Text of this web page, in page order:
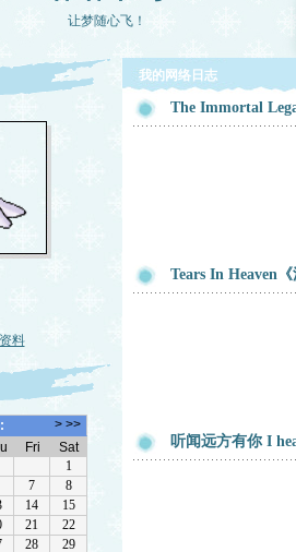
让梦随心飞！
料
我的网络日志
The Immortal
Tears In Heaven
听闻远方有你 I